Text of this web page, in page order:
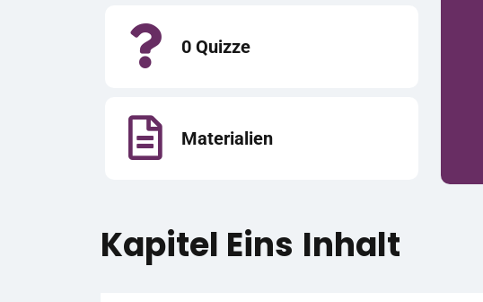
0 Quizze
Materialien
Kapitel Eins Inhalt